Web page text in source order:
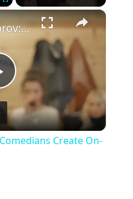
×
Video
The Art of Improv: How Comedians Create On-the-Spot Laughter
Create On-